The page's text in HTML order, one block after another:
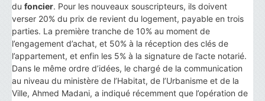
du foncier. Pour les nouveaux souscripteurs, ils doivent
verser 20% du prix de revient du logement, payable en trois
parties. La première tranche de 10% au moment de
l’engagement d’achat, et 50% à la réception des clés de
l’appartement, et enfin les 5% à la signature de l’acte notarié.
Dans le même ordre d’idées, le chargé de la communication
au niveau du ministère de l’Habitat, de l’Urbanisme et de la
Ville, Ahmed Madani, a indiqué récemment que l’opération de